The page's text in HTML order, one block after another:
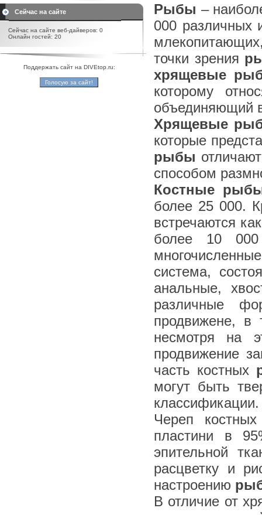
Сейчас на сайте
Сейчас на сайте веб-дайверов: 0
Онлайн гостей: 20
Поддержать сайт на DIVEtop.ru:
Рыбы –
000 различных
точки зрения
хрящевые
которому
объединяющий
Хрящевые
которые
рыбы
способом
Костные
более 25 000.
встречаются
более 10
система,
анальные,
различные
продвижене, в
несмотря на
продвижение
часть костных
могут быть
классификации.
Череп
пластини в
эпительной
расцветку и
настроению
В отличие от